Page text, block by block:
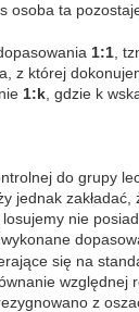
osoba ta
1:1,
z której
1:k, gdzie k
do grupy
jednak
nie
się na
względnej
z